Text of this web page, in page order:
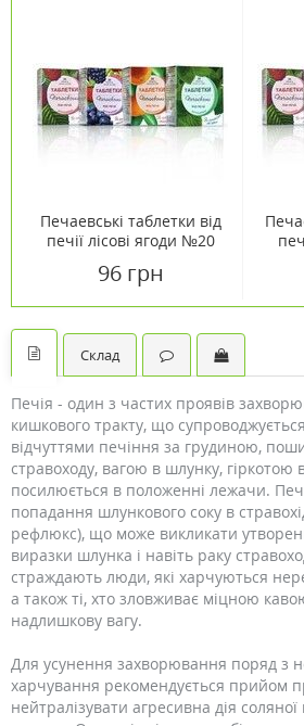
Печаевські таблетки від
печії лісові ягоди №20
96 грн
Склад
Печія - один з частих проявів
кишкового тракту, що
відчуттями печіння за грудиною,
стравоходу, вагою в шлунку, гіркотою
посилюється в положенні лежачи.
попадання шлункового соку в
рефлюкс), що може викликати
виразки шлунка і навіть раку
страждають люди, які харчуються
а також ті, хто зловживає міцною
надлишкову вагу.
Для усунення захворювання поряд з
харчування рекомендується прийом
нейтралізувати агресивна дія